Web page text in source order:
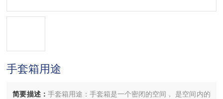
手套箱用途
简要描述： 手套箱用途：手套箱是一个密闭的空间， 是空间内的